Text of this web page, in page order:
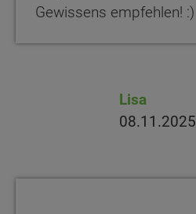
Gewissens empfehlen! :)
Lisa
08.11.2025